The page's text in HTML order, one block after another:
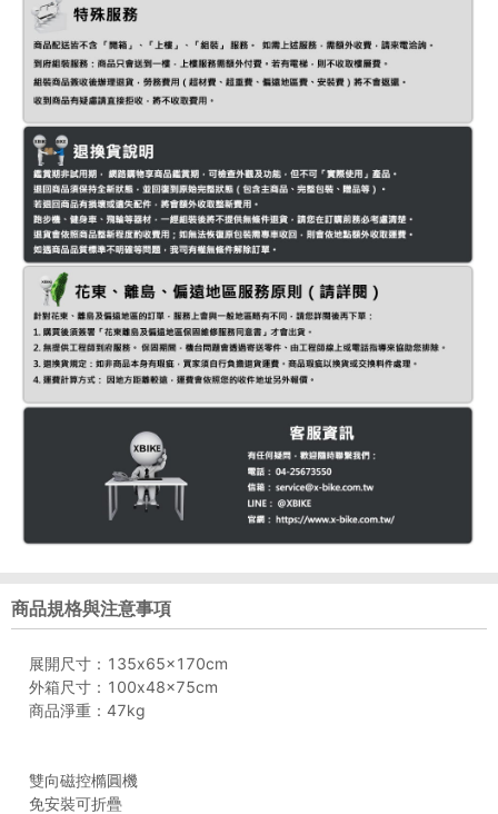
商品規格與注意事項
展開尺寸：135x65x170cm
外箱尺寸：100x48x75cm
商品淨重：47kg
雙向磁控橢圓機
免安裝可折疊